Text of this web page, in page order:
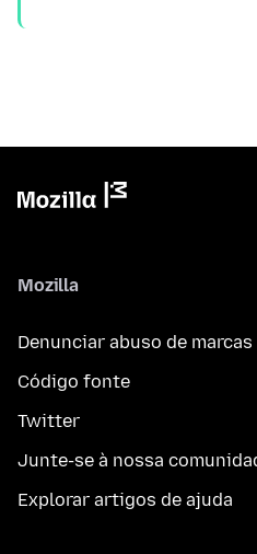
Mozilla
Denunciar abuso de
Código fonte
Twitter
Junte-se à nossa
Explorar artigos de ajuda